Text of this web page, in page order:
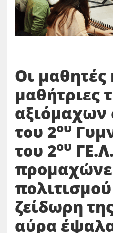
Οι μαθητές
μαθήτριες
αξιόμαχων
του 2ου
του 2ου
ζείδωρη
αύρα